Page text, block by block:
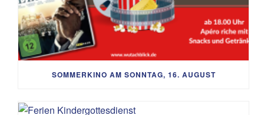
SOMMERKINO AM SONNTAG, 16. AUGUST